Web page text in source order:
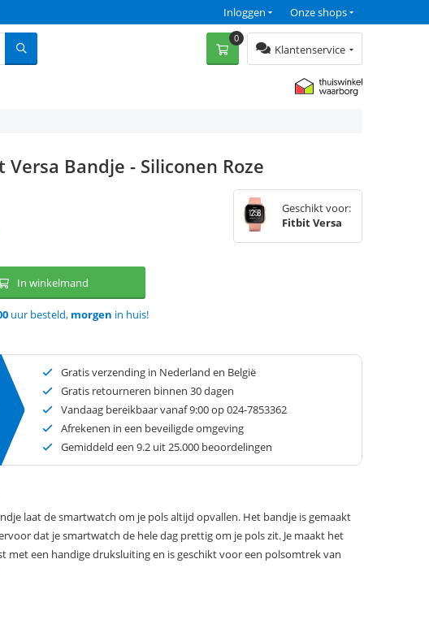
Onze shops
Inloggen
Klantenservice
0
Versa Bandje - Siliconen Roze
Geschikt voor:
Fitbit Versa
In winkelmand
uur besteld, morgen in huis!
Gratis verzending in Nederland en België
Gratis retourneren binnen 30 dagen
Vandaag bereikbaar vanaf 9:00 op 024-7853362
Afrekenen in een beveiligde omgeving
Gemiddeld een 9.2 uit 25.000 beoordelingen
laat de smartwatch om je pols altijd opvallen. Het bandje is gemaakt
dat je smartwatch de hele dag prettig om je pols zit. Je maakt het
met een handige druksluiting en is geschikt voor een polsomtrek van